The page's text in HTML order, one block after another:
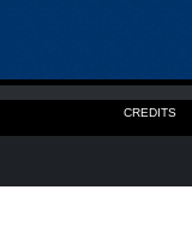
CREDITS